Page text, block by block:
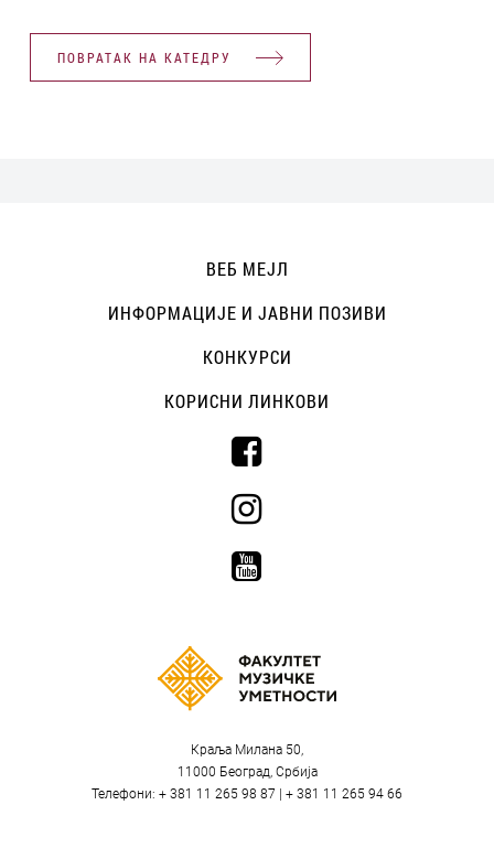
ПОВРАТАК НА КАТЕДРУ
Краља Милана 50,
11000 Београд, Србија
Телефони: + 381 11 265 98 87 | + 381 11 265 94 66
ВЕБ МЕЈЛ
ИНФОРМАЦИЈЕ И ЈАВНИ ПОЗИВИ
КОНКУРСИ
КОРИСНИ ЛИНКОВИ